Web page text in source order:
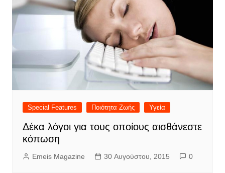
Special Features Ποιότητα Ζωής Υγεία
Δέκα λόγοι για τους οποίους αισθάνεστε
κόπωση
Emeis Magazine 30 Αυγούστου, 2015 0